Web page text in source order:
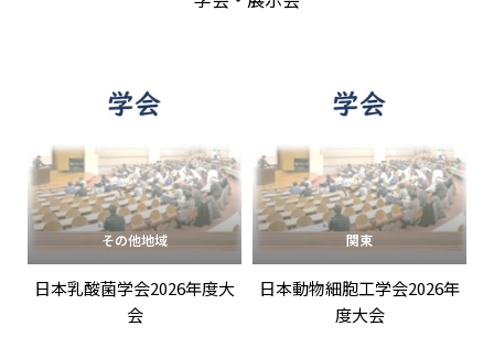
その他地域
日本乳酸菌学会2026年度大
会
関東
日本動物細胞工学会2026年
度大会